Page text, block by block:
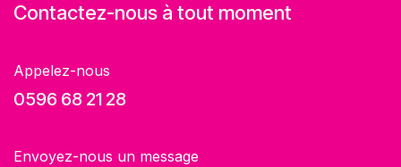
Contactez-nous à tout moment
Appelez-nous
0596 68 21 28
Envoyez-nous un message